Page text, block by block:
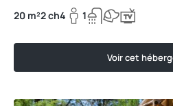
20 m²2 ch4 1
Voir cet